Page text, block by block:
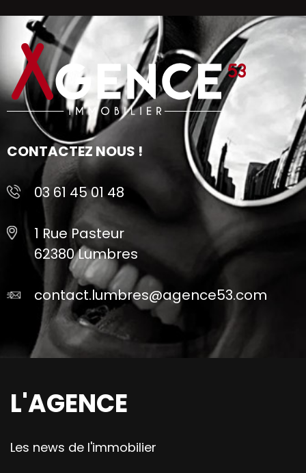
CONTACTEZ NOUS !
03 61 45 01 48
1 Rue Pasteur
62380 Lumbres
contact.lumbres@agence53.com
L'AGENCE
Les news de l'immobilier